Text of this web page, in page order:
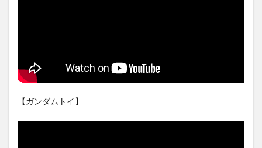
【ガンダムトイ】